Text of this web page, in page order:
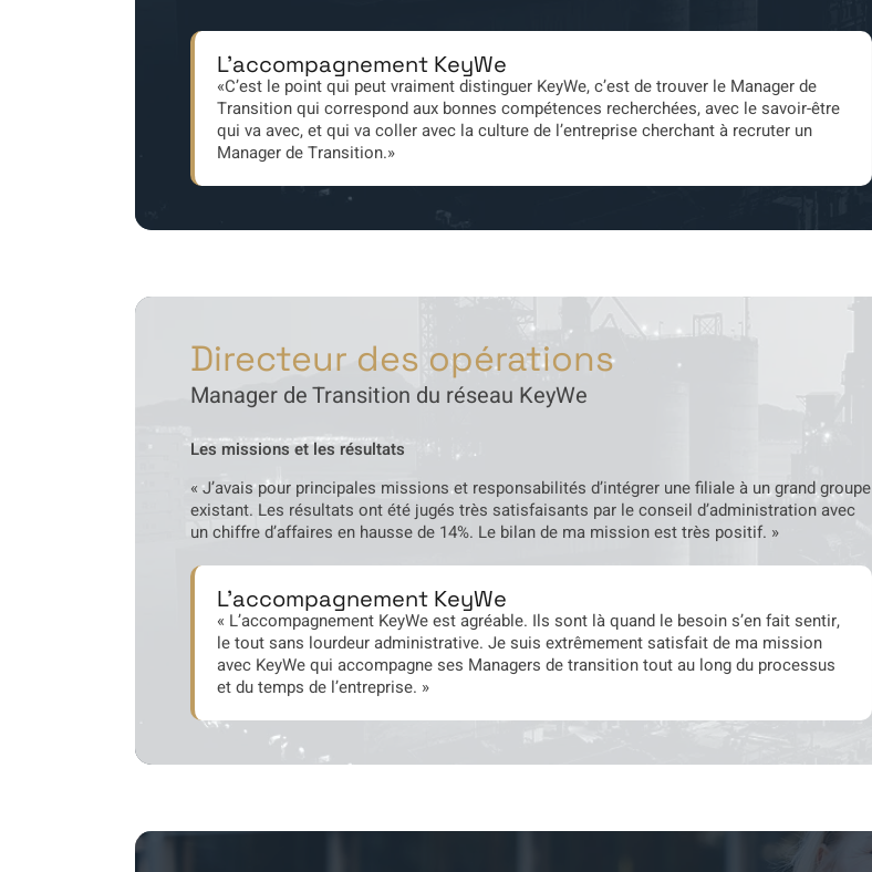
L'accompagnement KeyWe
«C’est le point qui peut vraiment distinguer KeyWe, c’est de trouver le Manager de
Transition qui correspond aux bonnes compétences recherchées, avec le savoir-être
qui va avec, et qui va coller avec la culture de l’entreprise cherchant à recruter un
Manager de Transition.»
Directeur des opérations
Manager de Transition du réseau KeyWe
Les missions et les résultats
« J’avais pour principales missions et responsabilités d’intégrer une filiale à un grand groupe
existant. Les résultats ont été jugés très satisfaisants par le conseil d’administration avec
un chiffre d’affaires en hausse de 14%. Le bilan de ma mission est très positif. »
L'accompagnement KeyWe
« L’accompagnement KeyWe est agréable. Ils sont là quand le besoin s’en fait sentir,
le tout sans lourdeur administrative. Je suis extrêmement satisfait de ma mission
avec KeyWe qui accompagne ses Managers de transition tout au long du processus
et du temps de l’entreprise. »